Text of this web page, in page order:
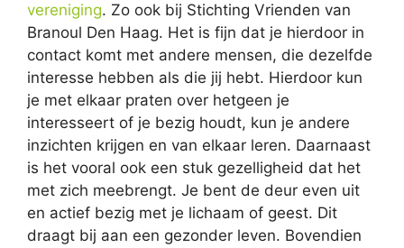
vereniging. Zo ook bij Stichting Vrienden van
Branoul Den Haag. Het is fijn dat je hierdoor in
contact komt met andere mensen, die dezelfde
interesse hebben als die jij hebt. Hierdoor kun
je met elkaar praten over hetgeen je
interesseert of je bezig houdt, kun je andere
inzichten krijgen en van elkaar leren. Daarnaast
is het vooral ook een stuk gezelligheid dat het
met zich meebrengt. Je bent de deur even uit
en actief bezig met je lichaam of geest. Dit
draagt bij aan een gezonder leven. Bovendien